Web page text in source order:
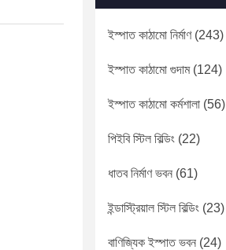
ইস্পাত কাঠামো নির্মাণ(243)
ইস্পাত কাঠামো গুদাম(124)
ইস্পাত কাঠামো কর্মশালা (56)
পিইবি স্টিল বিল্ডিং (22)
ধাতব নির্মাণ ভবন (61)
ইন্ডাস্ট্রিয়াল স্টিল বিল্ডিং (23)
বাণিজ্যিক ইস্পাত ভবন (24)